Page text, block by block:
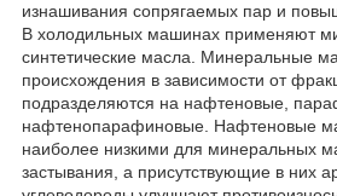
изнашивания сопрягаемых пар и
В холодильных машинах применяют
синтетические масла. Минеральные
происхождения в зависимости от
подразделяются на нафтеновые,
нафтенопарафиновые. Нафтеновые
наиболее низкими для минеральных
застывания, а присутствующие в них